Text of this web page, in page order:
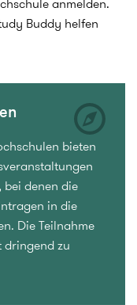
Buddy helfen
bieten
denen die
in die
Die Teilnahme
dringend zu